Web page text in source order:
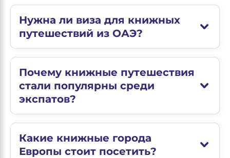
Нужна ли виза для книжных
путешествий из ОАЭ?
Почему книжные путешествия
стали популярны среди
экспатов?
Какие книжные города
Европы стоит посетить?